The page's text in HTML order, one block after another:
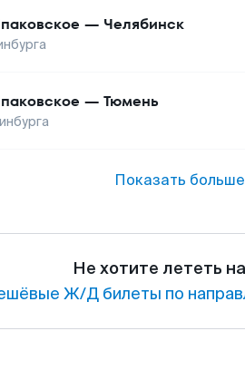
— Челябинск
— Тюмень
Показать
Не хотите лететь
Ж/Д билеты по